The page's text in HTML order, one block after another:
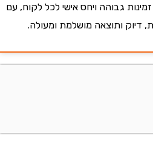
גבוהה ויחס אישי לכל לקוח, עם
ותוצאה מושלמת ומעולה.